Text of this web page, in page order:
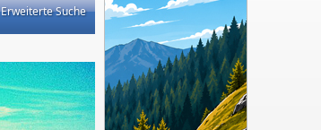
Erweiterte Suche